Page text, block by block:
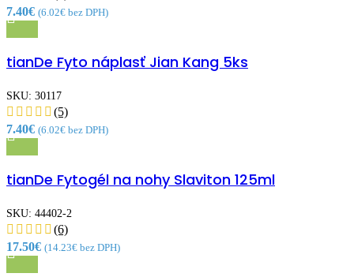
7.40€ (6.02€ bez DPH)
Pridať medzi obľúbené
tianDe Fyto náplasť Jian Kang 5ks
SKU: 30117
(5)
7.40€ (6.02€ bez DPH)
Pridať medzi obľúbené
tianDe Fytogél na nohy Slaviton 125ml
SKU: 44402-2
(6)
17.50€ (14.23€ bez DPH)